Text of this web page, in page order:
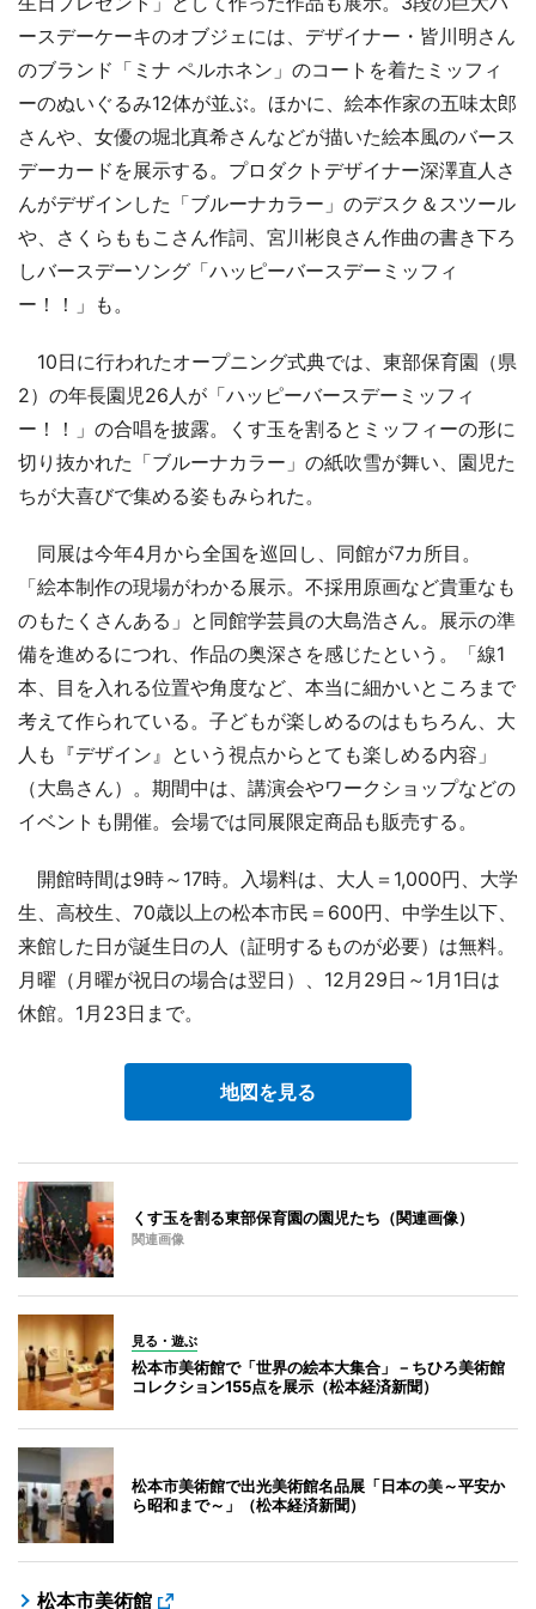
ースデーケーキのオブジェには、デザイナー・皆川明さん
のブランド「ミナ ペルホネン」のコートを着たミッフィ
ーのぬいぐるみ12体が並ぶ。ほかに、絵本作家の五味太郎
さんや、女優の堀北真希さんなどが描いた絵本風のバース
デーカードを展示する。プロダクトデザイナー深澤直人さ
んがデザインした「ブルーナカラー」のデスク＆スツール
や、さくらももこさん作詞、宮川彬良さん作曲の書き下ろ
しバースデーソング「ハッピーバースデーミッフィ
ー！！」も。
10日に行われたオープニング式典では、東部保育園（県
2）の年長園児26人が「ハッピーバースデーミッフィ
ー！！」の合唱を披露。くす玉を割るとミッフィーの形に
切り抜かれた「ブルーナカラー」の紙吹雪が舞い、園児た
ちが大喜びで集める姿もみられた。
同展は今年4月から全国を巡回し、同館が7カ所目。
「絵本制作の現場がわかる展示。不採用原画など貴重なも
のもたくさんある」と同館学芸員の大島浩さん。展示の準
備を進めるにつれ、作品の奥深さを感じたという。「線1
本、目を入れる位置や角度など、本当に細かいところまで
考えて作られている。子どもが楽しめるのはもちろん、大
人も『デザイン』という視点からとても楽しめる内容」
（大島さん）。期間中は、講演会やワークショップなどの
イベントも開催。会場では同展限定商品も販売する。
開館時間は9時～17時。入場料は、大人＝1,000円、大学
生、高校生、70歳以上の松本市民＝600円、中学生以下、
来館した日が誕生日の人（証明するものが必要）は無料。
月曜（月曜が祝日の場合は翌日）、12月29日～1月1日は
休館。1月23日まで。
地図を見る
くす玉を割る東部保育園の園児たち（関連画像）
関連画像
見る・遊ぶ
松本市美術館で「世界の絵本大集合」－ちひろ美術館
コレクション155点を展示（松本経済新聞）
松本市美術館で出光美術館名品展「日本の美～平安か
ら昭和まで～」（松本経済新聞）
松本市美術館